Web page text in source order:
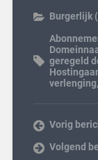
Burgerlijk
geregeld
verlenging,
Vorig
Volgend